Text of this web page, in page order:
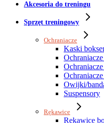
Akcesoria do treningu
Sprzęt treningowy
Ochraniacze
Kaski
Owijki/
Suspensory
Rękawice
Rękawice